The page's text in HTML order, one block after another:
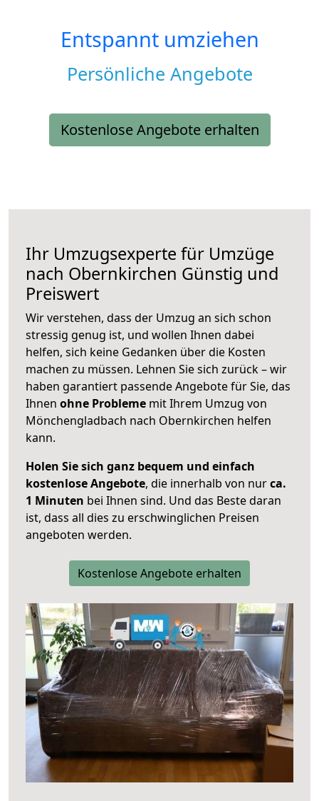
Entspannt umziehen
Persönliche Angebote
Kostenlose Angebote erhalten
Ihr Umzugsexperte für Umzüge
nach Obernkirchen Günstig und
Preiswert
Wir verstehen, dass der Umzug an sich schon
stressig genug ist, und wollen Ihnen dabei
helfen, sich keine Gedanken über die Kosten
machen zu müssen. Lehnen Sie sich zurück – wir
haben garantiert passende Angebote für Sie, das
Ihnen ohne Probleme mit Ihrem Umzug von
Mönchengladbach nach Obernkirchen helfen
kann.
Holen Sie sich ganz bequem und einfach
kostenlose Angebote, die innerhalb von nurca.
1 Minuten bei Ihnen sind. Und das Beste daran
ist, dass all dies zu erschwinglichen Preisen
angeboten werden.
Kostenlose Angebote erhalten